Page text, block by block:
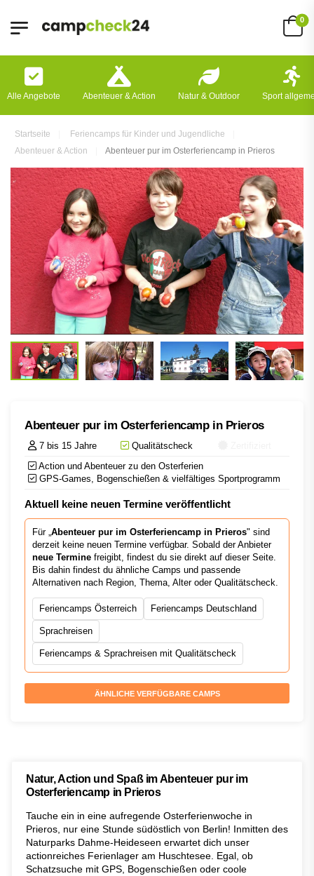
0
Alle Angebote Abenteuer & Action Natur & Outdoor Sport
Startseite
Feriencamps für Kinder und Jugendliche
Abenteuer & Action
Abenteuer pur im Osterferiencamp in Prieros
Abenteuer pur im Osterferiencamp in Prieros
7 bis 15 Jahre Qualitätscheck
Action und Abenteuer zu den Osterferien
GPS-Games, Bogenschießen & vielfältiges Sportprogramm
Aktuell keine neuen Termine veröffentlicht
Für „Abenteuer pur im Osterferiencamp in Prieros" sind
derzeit keine neuen Termine verfügbar. Sobald der Anbieter
neue Termine freigibt, findest du sie direkt auf dieser Seite.
Bis dahin findest du ähnliche Camps und passende
Alternativen nach Region, Thema, Alter oder Qualitätscheck.
Feriencamps Österreich Feriencamps Deutschland
Sprachreisen
Feriencamps & Sprachreisen mit Qualitätscheck
ÄHNLICHE VERFÜGBARE CAMPS
Natur, Action und Spaß im Abenteuer pur im
Osterferiencamp in Prieros
Tauche ein in eine aufregende Osterferienwoche in
Prieros, nur eine Stunde südöstlich von Berlin! Inmitten des
Naturparks Dahme-Heideseen erwartet dich unser
actionreiches Ferienlager am Huschtesee. Egal, ob
Schatzsuche mit GPS, Bogenschießen oder coole